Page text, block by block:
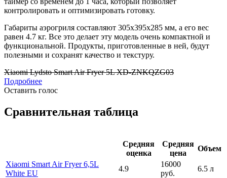
контролировать и оптимизировать готовку.
Габариты аэрогриля составляют 305x395x285 мм, а его вес
равен 4.7 кг. Все это делает эту модель очень компактной и
функциональной. Продукты, приготовленные в ней, будут
полезными и сохранят качество и текстуру.
Xiaomi Lydsto Smart Air Fryer 5L XD-ZNKQZG03
Подробнее
Оставить голос
Сравнительная таблица
Средняя
оценка
Средняя
цена
Объем
Xiaomi Smart Air Fryer 6,5L
White EU
4.9
16000
руб.
6.5 л